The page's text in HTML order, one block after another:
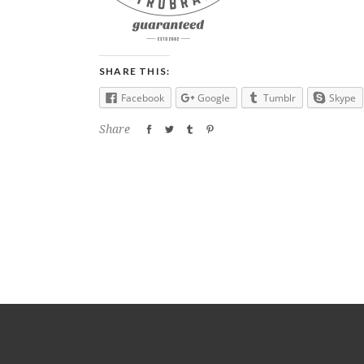
SHARE THIS:
Facebook Google Tumblr Skype
Share